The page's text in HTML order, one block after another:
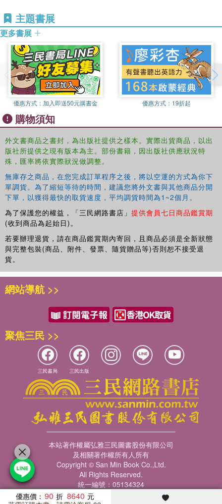
professional acting student, this is the first text to look behind the
curtain and write the unseen biography of the actor's body.
主題書展
更多書展
優惠方式： 加入即送50元購書金 優惠方式： 19折起
購物須知
外文書商品之書封，為出版社提供之樣本。實際出貨商品，以出
版社所提供之現有版本為主。部份書籍，因出版社供應狀況特
殊，匯率將依實際狀況做調整。
無庫存之商品，在您完成訂單程序之後，將以空運的方式為你下
單調貨。為了縮短等待的時間，建議您將外文書與其他商品分開
下單，以獲得最快的取貨速度，平均調貨時間為1~2個月。
為了保護您的權益，「三民網路書店」 提供會員七日商品鑑賞期
(收到商品為起始日)。
若要辦理退貨，請在商品鑑賞期內寄回，且商品必須是全新狀態
與完整包裝(商品、附件、發票、隨貨贈品等)否則恕不接受退
貨。
優惠價： 90 8640
網站導航 >>
聚焦三民 >>
三民書局 三民出版
本站著作權屬弘雅三民圖書股份有限公司
及相關著作權所有人所有
Copyright © San Min Book Co.,Ltd.
All Rights Reserved.
統一編號：05134324